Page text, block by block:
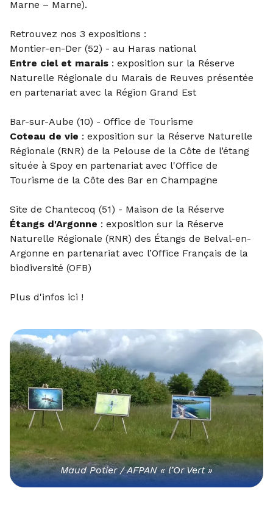
Marne – Marne).
Retrouvez nos 3 expositions :
Montier-en-Der (52) - au Haras national
Entre ciel et marais : exposition sur la Réserve
Naturelle Régionale du Marais de Reuves présentée
en partenariat avec la Région Grand Est
Bar-sur-Aube (10) - Office de Tourisme
Coteau de vie : exposition sur la Réserve Naturelle
Régionale (RNR) de la Pelouse de la Côte de l’étang
située à Spoy en partenariat avec l'Office de
Tourisme de la Côte des Bar en Champagne
Site de Chantecoq (51) - Maison de la Réserve
Étangs d'Argonne : exposition sur la Réserve
Naturelle Régionale (RNR) des Étangs de Belval-en-
Argonne en partenariat avec l’Office Français de la
biodiversité (OFB)
Plus d'infos ici !
Maud Potier / AFPAN « l’Or Vert »